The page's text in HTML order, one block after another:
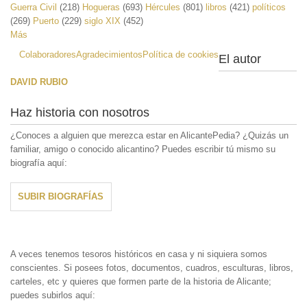
Guerra Civil (218) Hogueras (693) Hércules (801) libros (421) políticos
(269) Puerto (229) siglo XIX (452)
Más
ColaboradoresAgradecimientosPolítica de cookiesEl autor
DAVID RUBIO
Haz historia con nosotros
¿Conoces a alguien que merezca estar en AlicantePedia? ¿Quizás un
familiar, amigo o conocido alicantino? Puedes escribir tú mismo su
biografía aquí:
SUBIR BIOGRAFÍAS
A veces tenemos tesoros históricos en casa y ni siquiera somos
conscientes. Si posees fotos, documentos, cuadros, esculturas, libros,
carteles, etc y quieres que formen parte de la historia de Alicante;
puedes subirlos aquí: